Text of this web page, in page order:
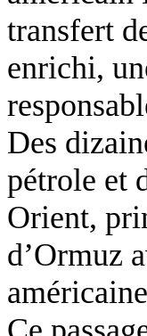
transfert
enrichi,
Des
pétrole et
Orient,
d’Ormuz